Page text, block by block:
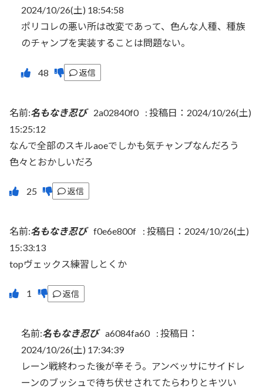
2024/10/26(土) 18:54:58
ポリコレの悪い所は改変であって、色んな人種、種族
のチャンプを実装することは問題ない。
返信
名前:名もなき忍び 2a02840f0 : 投稿日：2024/10/26(土)
15:25:12
なんで全部のスキルaoeでしかも気チャンプなんだろう
色々とおかしいだろ
返信
名前:名もなき忍び f0e6e800f : 投稿日：2024/10/26(土)
15:33:13
topヴェックス練習しとくか
返信
名前:名もなき忍び a6084fa60 : 投稿日：
2024/10/26(土) 17:34:39
レーン戦終わった後が辛そう。アンベッサにサイドレ
ーンのブッシュで待ち伏せされてたらわりとキツい